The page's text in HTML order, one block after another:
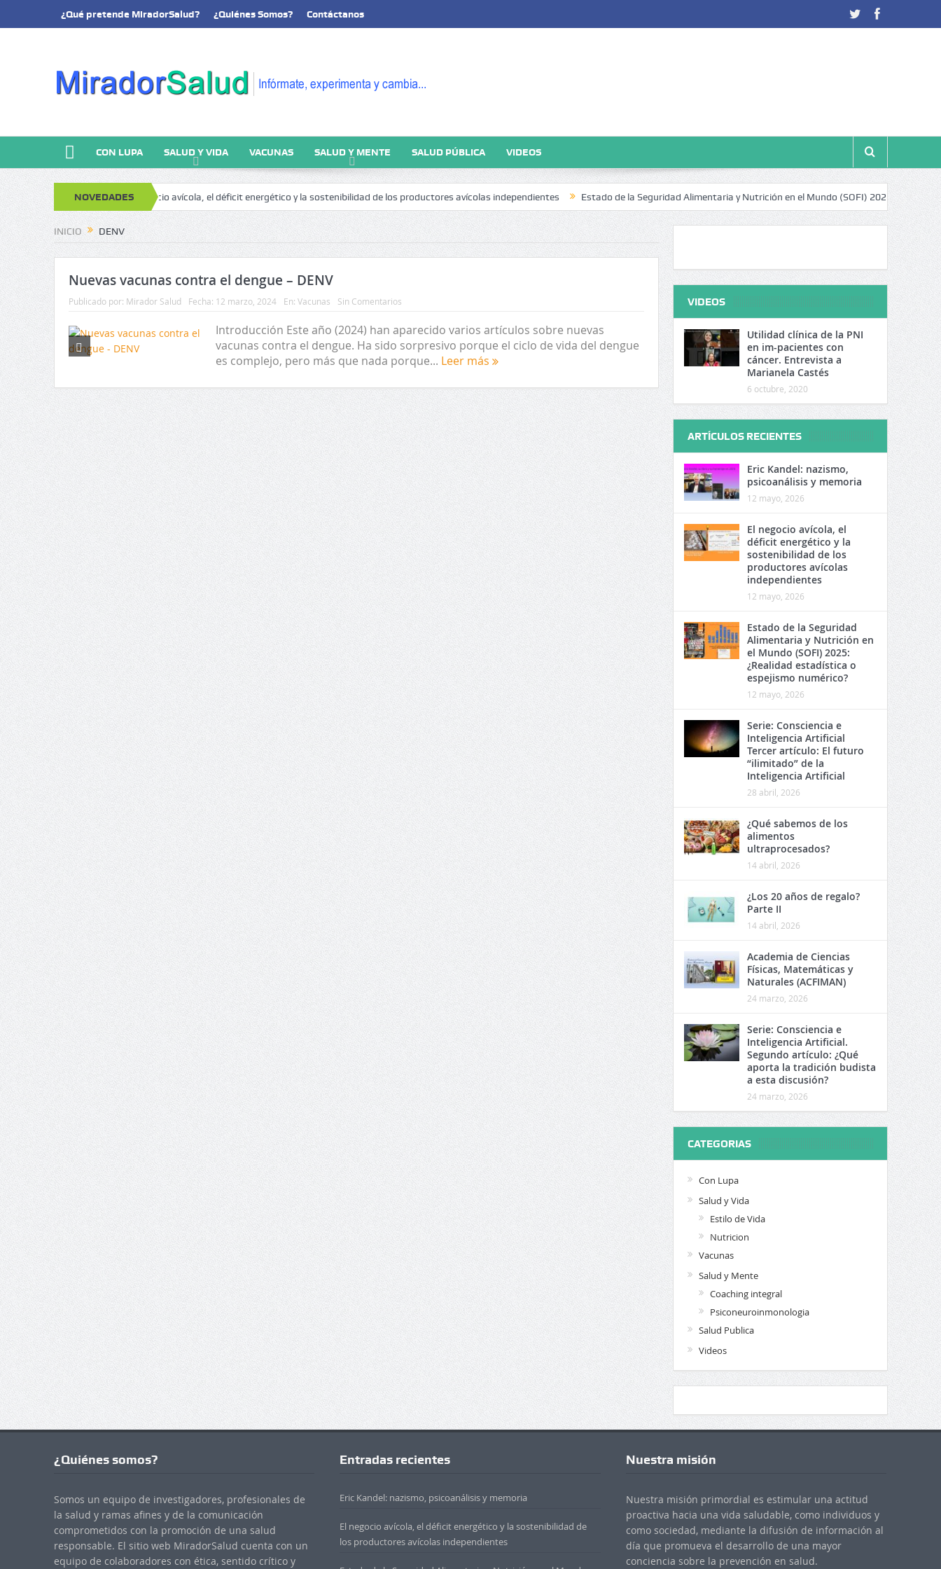
¿Qué pretende MiradorSalud? ¿Quiénes Somos? Contáctanos
CON LUPA SALUD Y VIDA VACUNAS SALUD Y MENTE SALUD PÚBLICA VIDEOS
NOVEDADES
y memoria El negocio avícola, el déficit energético y la sostenibilidad de los productores avícolas independientes Estado de la Seguridad Alimentaria y Nutrición en el Mundo (SOFI) 2025: ¿Realidad
INICIO DENV
Nuevas vacunas contra el dengue – DENV
Publicado por: Mirador Salud Fecha: 12 marzo, 2024 En: Vacunas Sin Comentarios
Introducción Este año (2024) han aparecido varios artículos sobre nuevas
vacunas contra el dengue. Ha sido sorpresivo porque el ciclo de vida del dengue
es complejo, pero más que nada porque... Leer más
VIDEOS
Utilidad clínica de la PNI
en im-pacientes con
cáncer. Entrevista a
Marianela Castés
6 octubre, 2020
ARTÍCULOS RECIENTES
Eric Kandel: nazismo,
psicoanálisis y memoria
12 mayo, 2026
El negocio avícola, el
déficit energético y la
sostenibilidad de los
productores avícolas
independientes
12 mayo, 2026
Estado de la Seguridad
Alimentaria y Nutrición en
el Mundo (SOFI) 2025:
¿Realidad estadística o
espejismo numérico?
12 mayo, 2026
Serie: Consciencia e
Inteligencia Artificial
Tercer artículo: El futuro
“ilimitado” de la
Inteligencia Artificial
28 abril, 2026
¿Qué sabemos de los
alimentos
ultraprocesados?
14 abril, 2026
¿Los 20 años de regalo?
Parte II
14 abril, 2026
Academia de Ciencias
Físicas, Matemáticas y
Naturales (ACFIMAN)
24 marzo, 2026
Serie: Consciencia e
Inteligencia Artificial.
Segundo artículo: ¿Qué
aporta la tradición budista
a esta discusión?
24 marzo, 2026
CATEGORIAS
Con Lupa
Salud y Vida
Estilo de Vida
Nutricion
Vacunas
Salud y Mente
Coaching integral
Psiconeuroinmonologia
Salud Publica
Videos
¿Quiénes somos?
Somos un equipo de investigadores, profesionales de
la salud y ramas afines y de la comunicación
comprometidos con la promoción de una salud
responsable. El sitio web MiradorSalud cuenta con un
equipo de colaboradores con ética, sentido crítico y
Entradas recientes
Eric Kandel: nazismo, psicoanálisis y memoria
El negocio avícola, el déficit energético y la sostenibilidad de
los productores avícolas independientes
Nuestra misión
Nuestra misión primordial es estimular una actitud
proactiva hacia una vida saludable, como individuos y
como sociedad, mediante la difusión de información al
día que promueva el desarrollo de una mayor
conciencia sobre la prevención en salud.